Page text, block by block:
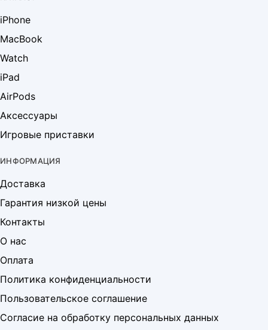
iPhone
MacBook
Watch
iPad
AirPods
Аксессуары
Игровые приставки
ИНФОРМАЦИЯ
Доставка
Гарантия низкой цены
Контакты
О нас
Оплата
Политика конфиденциальности
Пользовательское соглашение
Согласие на обработку персональных данных